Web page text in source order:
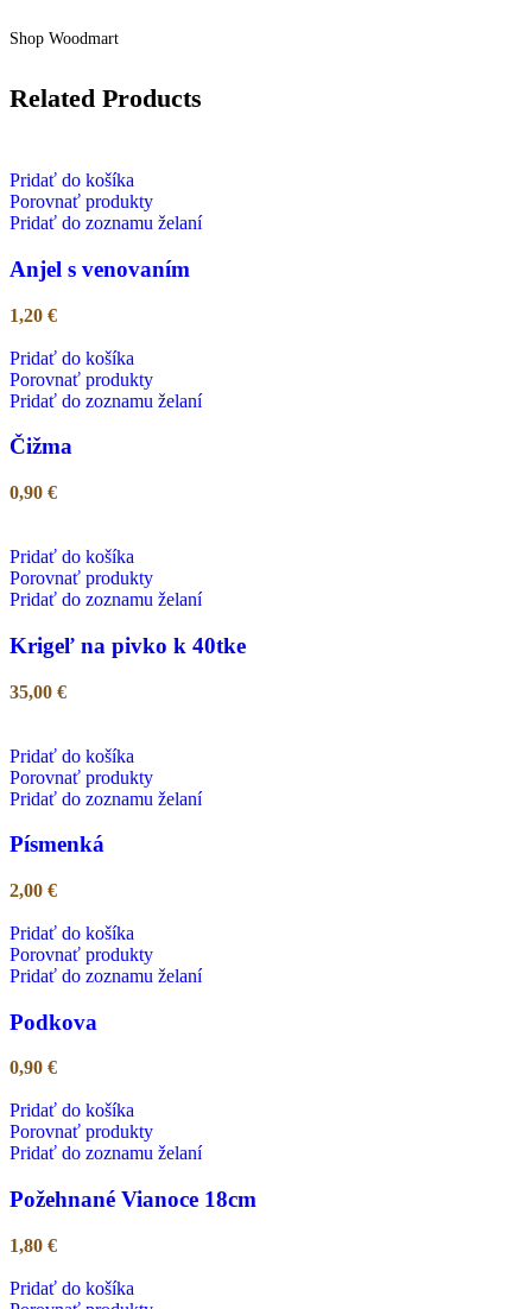
Shop Woodmart
Related Products
Pridať do košíka
Porovnať produkty
Pridať do zoznamu želaní
Anjel s venovaním
1,20 €
Pridať do košíka
Porovnať produkty
Pridať do zoznamu želaní
Čižma
0,90 €
Pridať do košíka
Porovnať produkty
Pridať do zoznamu želaní
Krigeľ na pivko k 40tke
35,00 €
Pridať do košíka
Porovnať produkty
Pridať do zoznamu želaní
Písmenká
2,00 €
Pridať do košíka
Porovnať produkty
Pridať do zoznamu želaní
Podkova
0,90 €
Pridať do košíka
Porovnať produkty
Pridať do zoznamu želaní
Požehnané Vianoce 18cm
1,80 €
Pridať do košíka